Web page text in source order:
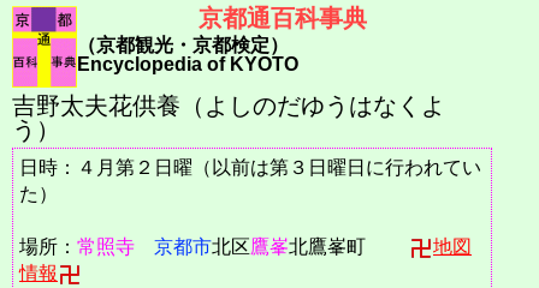
京都通百科事典
（京都観光・京都検定）
Encyclopedia of KYOTO
吉野太夫花供養（よしのだゆうはなくよ
う）
日時：４月第２日曜（以前は第３日曜日に行われてい
た）
場所： 常照寺 京都市北区鷹峯北鷹峯町
地図
情報